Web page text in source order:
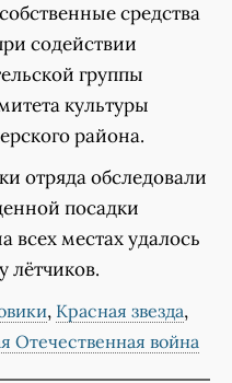
средства
содействии
группы
культуры
района.
отряда обследовали
посадки
всех местах удалось
лётчиков.
, Красная звезда,
Отечественная война